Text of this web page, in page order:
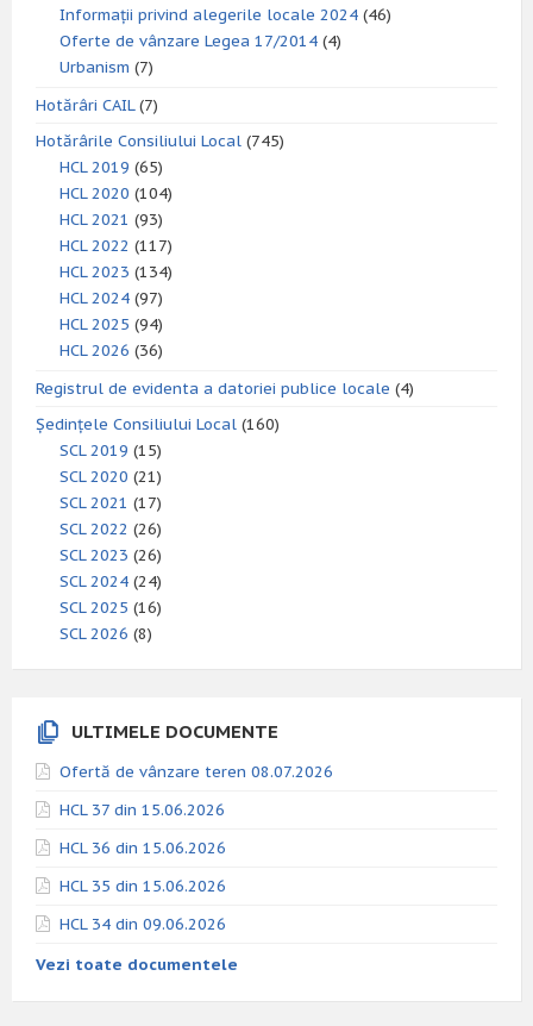
Informații privind alegerile locale 2024 (46)
Oferte de vânzare Legea 17/2014 (4)
Urbanism (7)
Hotărâri CAIL(7)
Hotărârile Consiliului Local (745)
HCL 2019 (65)
HCL 2020 (104)
HCL 2021 (93)
HCL 2022 (117)
HCL 2023 (134)
HCL 2024 (97)
HCL 2025 (94)
HCL 2026 (36)
Registrul de evidenta a datoriei publice locale (4)
Ședințele Consiliului Local (160)
SCL 2019 (15)
SCL 2020 (21)
SCL 2021 (17)
SCL 2022 (26)
SCL 2023 (26)
SCL 2024 (24)
SCL 2025 (16)
SCL 2026 (8)
ULTIMELE DOCUMENTE
Ofertă de vânzare teren 08.07.2026
HCL 37 din 15.06.2026
HCL 36 din 15.06.2026
HCL 35 din 15.06.2026
HCL 34 din 09.06.2026
Vezi toate documentele